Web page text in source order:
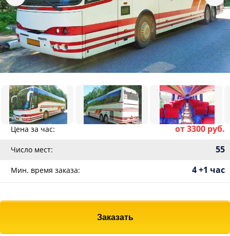
Цена за час: от 3300 руб.
Число мест: 55
Мин. время заказа: 4 +1 час
Заказать